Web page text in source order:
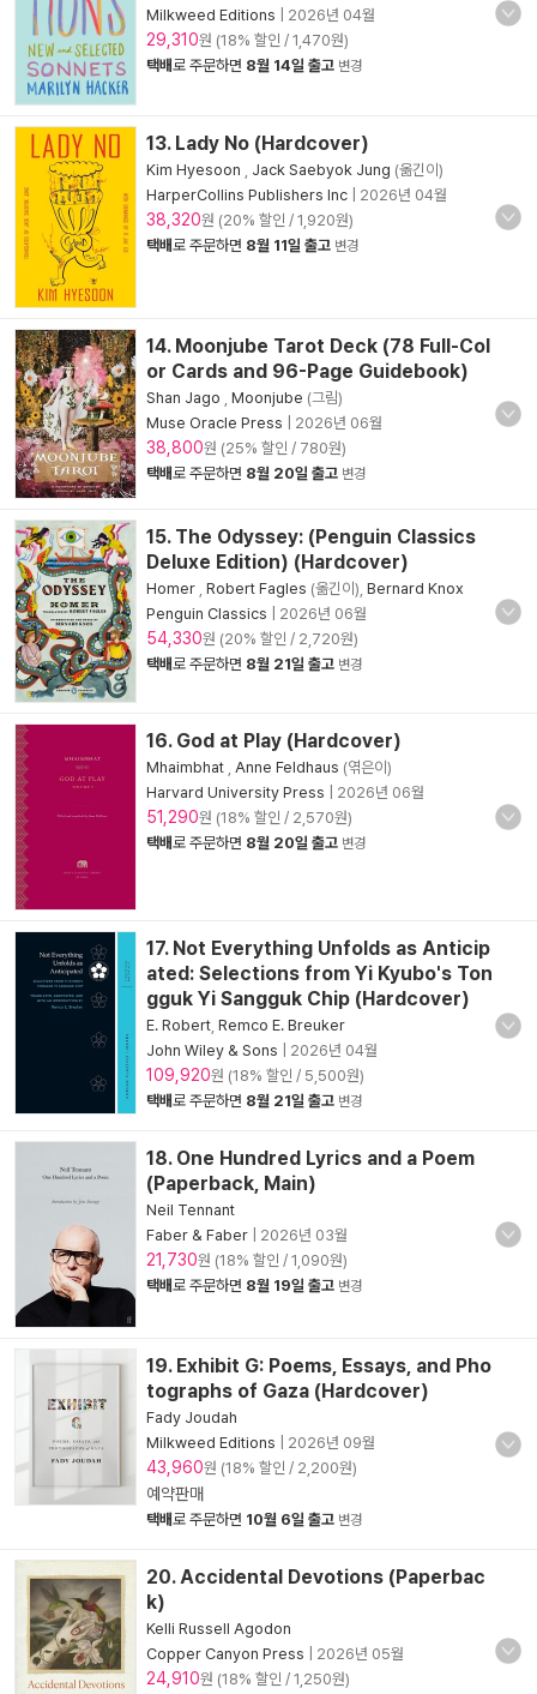
Milkweed Editions
2026년 04월
29,310원 (18% 할인 / 1,470원)
택배로 주문하면 8월 14일 출고 변경
13. Lady No (Hardcover)
Kim Hyesoon Jack Saebyok Jung (옮긴이)
HarperCollins Publishers Inc
2026년 04월
38,320원 (20% 할인 / 1,920원)
택배로 주문하면 8월 11일 출고 변경
14. Moonjube Tarot Deck (78 Full-Col
or Cards and 96-Page Guidebook)
Shan Jago Moonjube (그림)
Muse Oracle Press
2026년 06월
38,800원 (25% 할인 / 780원)
택배로 주문하면 8월 20일 출고 변경
15. The Odyssey: (Penguin Classics
Deluxe Edition) (Hardcover)
Homer Robert Fagles (옮긴이), Bernard Knox
Penguin Classics
2026년 06월
54,330원 (20% 할인 / 2,720원)
택배로 주문하면 8월 21일 출고 변경
16. God at Play (Hardcover)
Mhaimbhat Anne Feldhaus (엮은이)
Harvard University Press
2026년 06월
51,290원 (18% 할인 / 2,570원)
택배로 주문하면 8월 20일 출고 변경
17. Not Everything Unfolds as Anticip
ated: Selections from Yi Kyubo's Ton
gguk Yi Sangguk Chip (Hardcover)
E. Robert Remco E. Breuker
John Wiley & Sons
2026년 04월
109,920원 (18% 할인 / 5,500원)
택배로 주문하면 8월 21일 출고 변경
18. One Hundred Lyrics and a Poem
(Paperback, Main)
Neil Tennant
Faber & Faber
2026년 03월
21,730원 (18% 할인 / 1,090원)
택배로 주문하면 8월 19일 출고 변경
19. Exhibit G: Poems, Essays, and Pho
tographs of Gaza (Hardcover)
Fady Joudah
Milkweed Editions
2026년 09월
43,960원 (18% 할인 / 2,200원)
예약판매
택배로 주문하면 10월 6일 출고 변경
20. Accidental Devotions (Paperbac
k)
Kelli Russell Agodon
Copper Canyon Press
2026년 05월
24,910원 (18% 할인 / 1,250원)